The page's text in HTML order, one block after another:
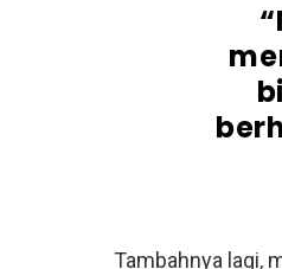
Tambahnya lagi,